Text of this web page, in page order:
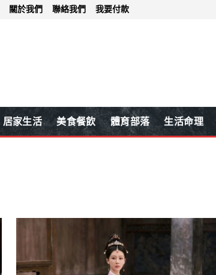
關於我們 聯絡我們 我要付款
居家生活 美食餐飲 體育部落 生活命理